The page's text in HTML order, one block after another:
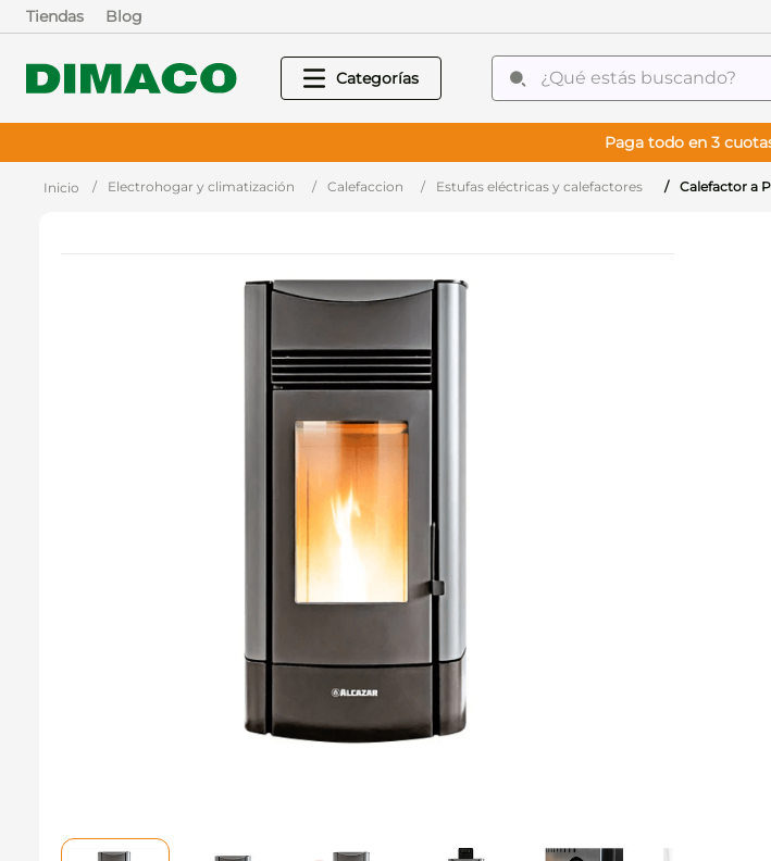
Tiendas Blog
¿Qué estás buscando?
Paga todo en 3
Electrohogar y climatización Calefaccion Estufas eléctricas y calefactores Calefactor a